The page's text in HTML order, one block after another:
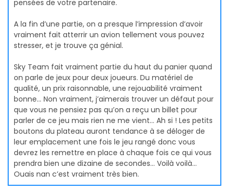
pensées de votre partenaire.
A la fin d’une partie, on a presque l’impression d’avoir
vraiment fait atterrir un avion tellement vous pouvez
stresser, et je trouve ça génial.
Sky Team fait vraiment partie du haut du panier quand
on parle de jeux pour deux joueurs. Du matériel de
qualité, un prix raisonnable, une rejouabilité vraiment
bonne… Non vraiment, j’aimerais trouver un défaut pour
que vous ne pensiez pas qu’on a reçu un billet pour
parler de ce jeu mais rien ne me vient… Ah si ! Les petits
boutons du plateau auront tendance à se déloger de
leur emplacement une fois le jeu rangé donc vous
devrez les remettre en place à chaque fois ce qui vous
prendra bien une dizaine de secondes… Voilà voilà…
Ouais nan c’est vraiment très bien.